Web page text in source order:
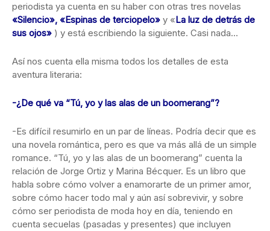
periodista ya cuenta en su haber con otras tres novelas
«Silencio», «Espinas de terciopelo» y «La luz de detrás de
sus ojos» ) y está escribiendo la siguiente. Casi nada…
Así nos cuenta ella misma todos los detalles de esta
aventura literaria:
-¿De qué va “Tú, yo y las alas de un boomerang”?
-Es difícil resumirlo en un par de líneas. Podría decir que es
una novela romántica, pero es que va más allá de un simple
romance. “Tú, yo y las alas de un boomerang” cuenta la
relación de Jorge Ortiz y Marina Bécquer. Es un libro que
habla sobre cómo volver a enamorarte de un primer amor,
sobre cómo hacer todo mal y aún así sobrevivir, y sobre
cómo ser periodista de moda hoy en día, teniendo en
cuenta secuelas (pasadas y presentes) que incluyen